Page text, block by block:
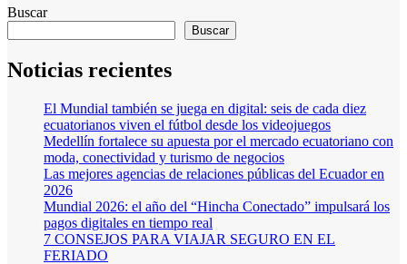
Buscar
Buscar
Noticias recientes
El Mundial también se juega en digital: seis de cada diez
ecuatorianos viven el fútbol desde los videojuegos
Medellín fortalece su apuesta por el mercado ecuatoriano con
moda, conectividad y turismo de negocios
Las mejores agencias de relaciones públicas del Ecuador en
2026
Mundial 2026: el año del “Hincha Conectado” impulsará los
pagos digitales en tiempo real
7 CONSEJOS PARA VIAJAR SEGURO EN EL
FERIADO